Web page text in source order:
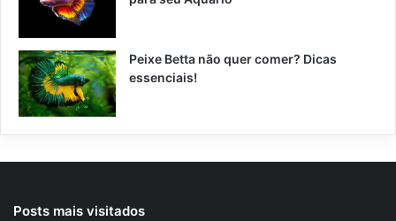
Peixe Betta não quer comer? Dicas
essenciais!
Posts mais visitados